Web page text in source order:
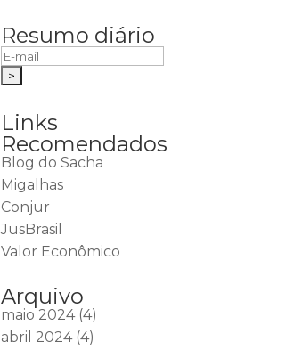
Resumo diário
Links
Recomendados
Blog do Sacha
Migalhas
Conjur
JusBrasil
Valor Econômico
Arquivo
maio 2024(4)
abril 2024(4)